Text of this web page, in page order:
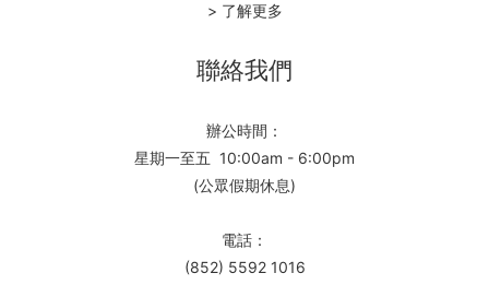
> 了解更多
聯絡我們
辦公時間：
星期一至五 10:00am - 6:00pm
(公眾假期休息)
電話：
(852) 5592 1016